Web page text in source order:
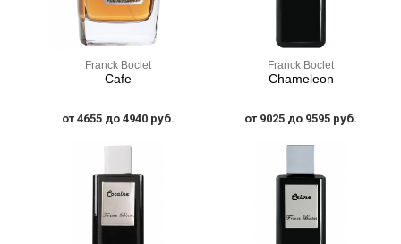
Franck Boclet
Cafe
от 4655 до 4940 руб.
Franck Boclet
Chameleon
от 9025 до 9595 руб.